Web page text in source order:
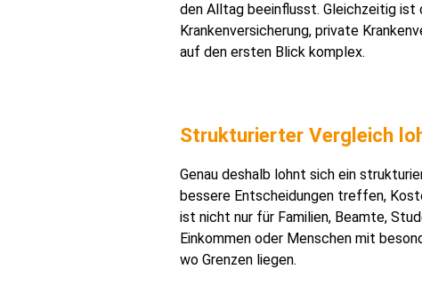
den Alltag beeinflusst. Gleichzeitig
Krankenversicherung, private
auf den ersten Blick komplex.
Strukturierter Vergleich
Genau deshalb lohnt sich ein
bessere Entscheidungen treffen,
ist nicht nur für Familien, Beamte,
Einkommen oder Menschen mit
wo Grenzen liegen.